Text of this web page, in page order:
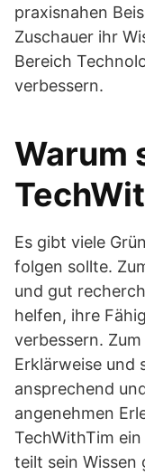
praxisnahen
Zuschauer ihr
Bereich
verbessern.
Warum
Es gibt viele
folgen sollte.
und gut
helfen, ihre
verbessern.
Erklärweise und
ansprechend
angenehmen
TechWithTim
teilt sein Wissen